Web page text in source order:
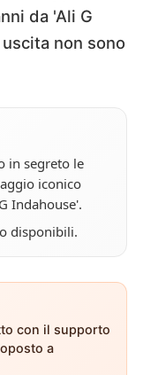
da 'Ali G
non sono
in segreto le
iconico
Indahouse'.
disponibili.
con il supporto
a